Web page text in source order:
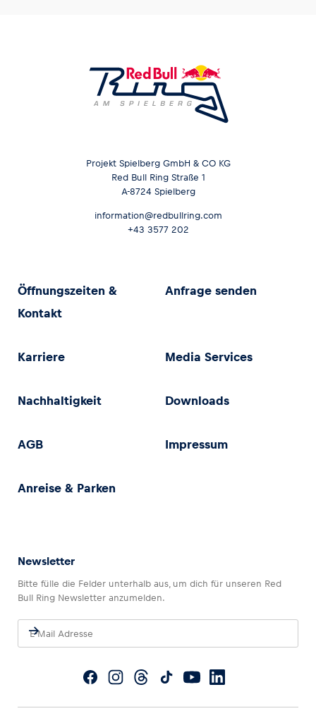
Projekt Spielberg GmbH & CO KG
Red Bull Ring Straße 1
A-8724 Spielberg
information@redbullring.com
+43 3577 202
Öffnungszeiten &
Kontakt
Anfrage senden
Karriere Media Services
Nachhaltigkeit Downloads
AGB Impressum
Anreise & Parken
Newsletter
Bitte fülle die Felder unterhalb aus, um dich für unseren Red
Bull Ring Newsletter anzumelden.